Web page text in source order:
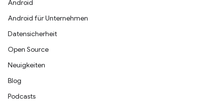
Android
Android für Unternehmen
Datensicherheit
Open Source
Neuigkeiten
Blog
Podcasts